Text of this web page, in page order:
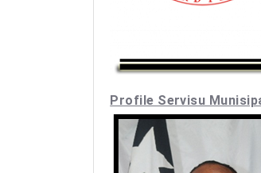
Profile Servisu